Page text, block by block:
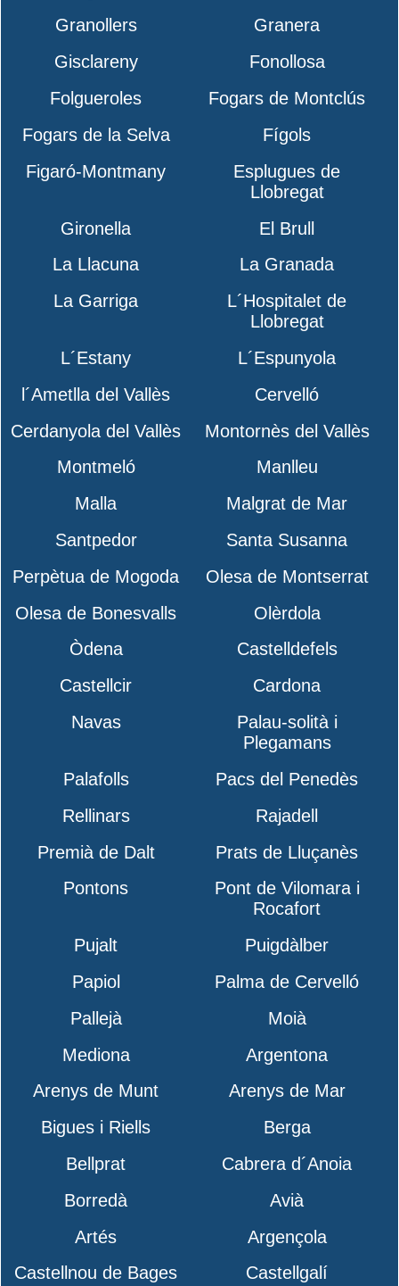
Granollers
Granera
Gisclareny
Fonollosa
Folgueroles
Fogars de Montclús
Fogars de la Selva
Fígols
Figaró-Montmany
Esplugues de
Llobregat
Gironella
El Brull
La Llacuna
La Granada
La Garriga
L´Hospitalet de
Llobregat
L´Estany
L´Espunyola
l´Ametlla del Vallès
Cervelló
Cerdanyola del Vallès
Montornès del Vallès
Montmeló
Manlleu
Malla
Malgrat de Mar
Santpedor
Santa Susanna
Perpètua de Mogoda
Olesa de Montserrat
Olesa de Bonesvalls
Olèrdola
Òdena
Castelldefels
Castellcir
Cardona
Navas
Palau-solità i
Plegamans
Palafolls
Pacs del Penedès
Rellinars
Rajadell
Premià de Dalt
Prats de Lluçanès
Pontons
Pont de Vilomara i
Rocafort
Pujalt
Puigdàlber
Papiol
Palma de Cervelló
Pallejà
Moià
Mediona
Argentona
Arenys de Munt
Arenys de Mar
Bigues i Riells
Berga
Bellprat
Cabrera d´Anoia
Borredà
Avià
Artés
Argençola
Castellnou de Bages
Castellgalí